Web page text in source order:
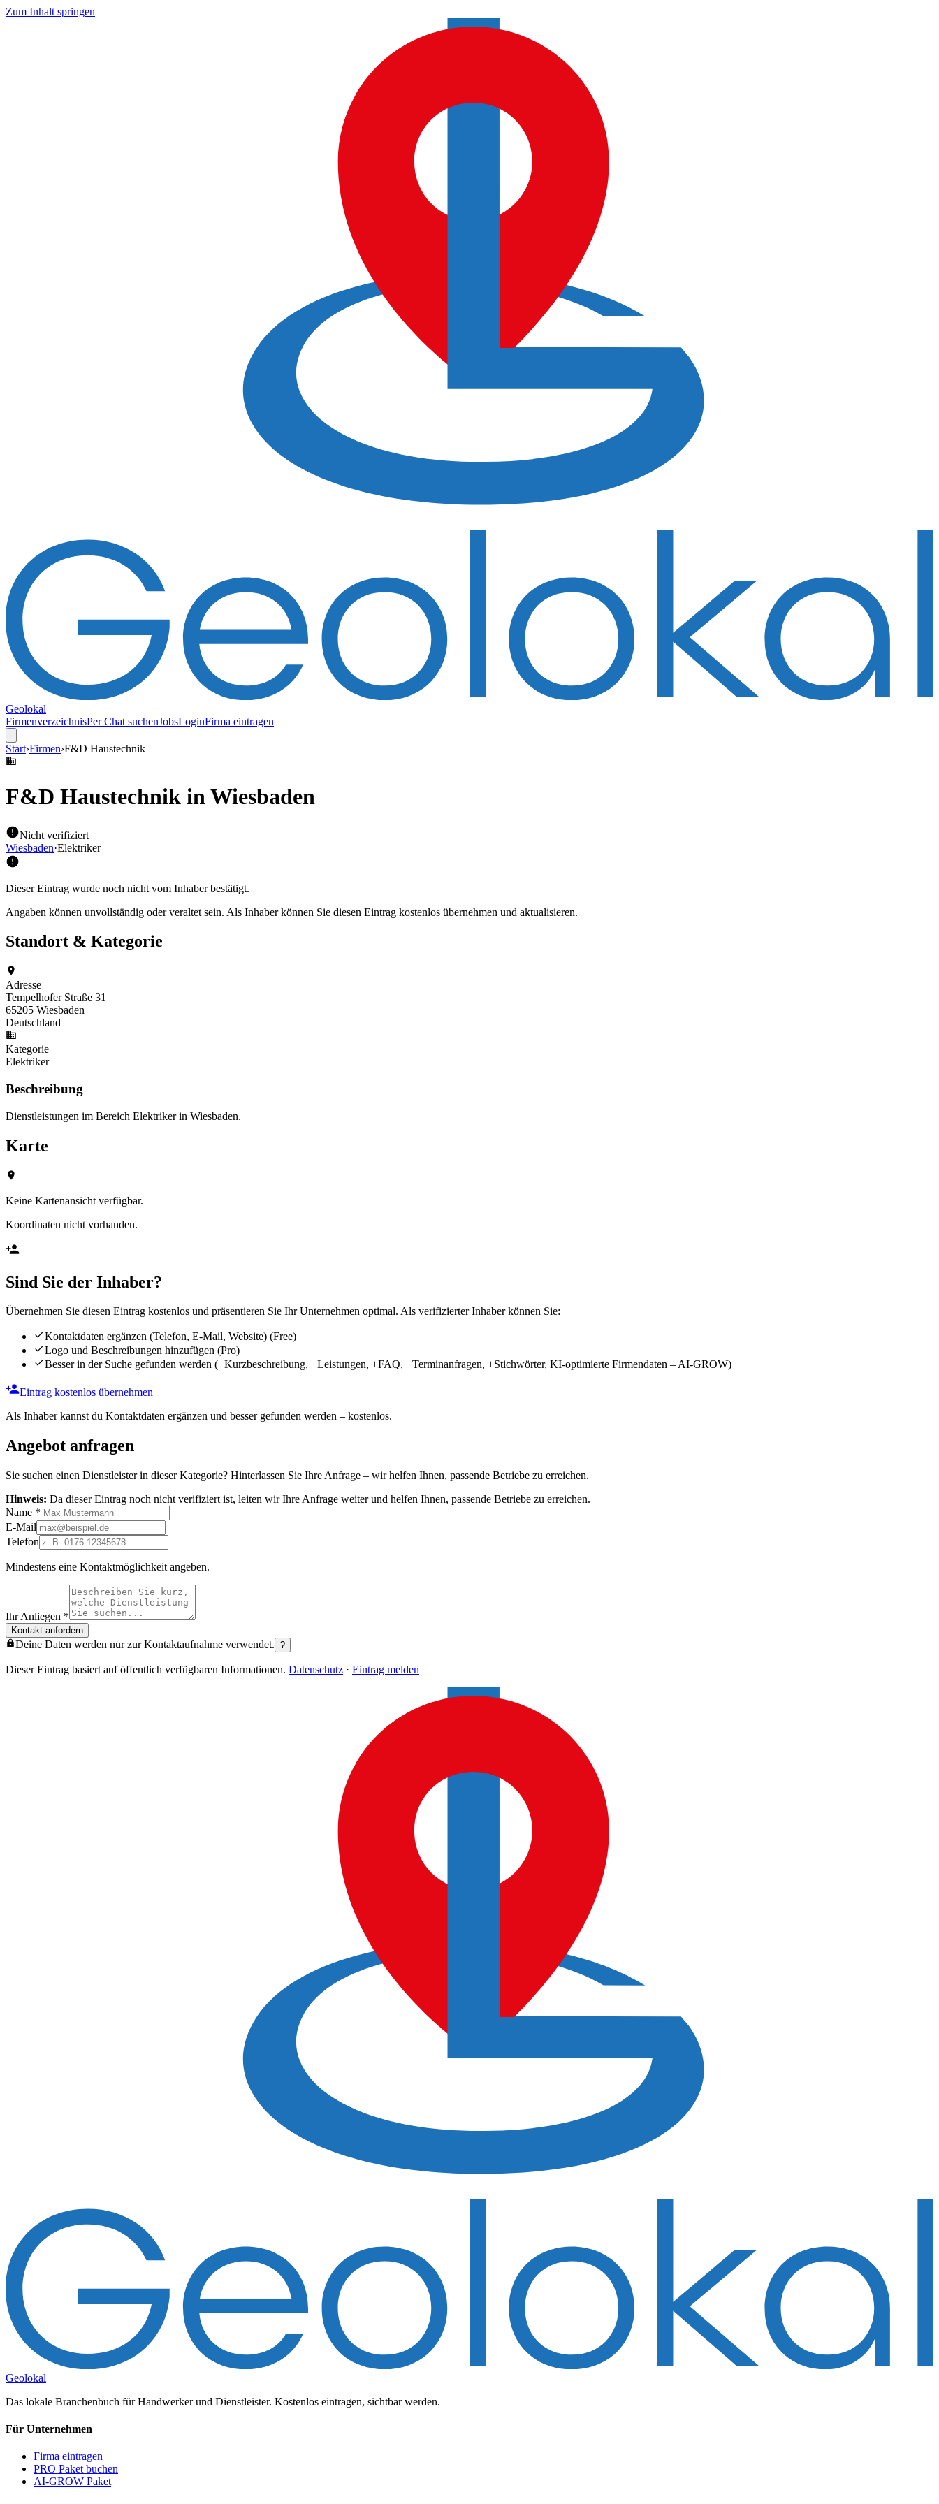
Zum Inhalt springen
Geolokal
FirmenverzeichnisPer Chat suchenJobsLoginFirma eintragen
Start›Firmen›F&D Haustechnik
F&D Haustechnik in Wiesbaden
Nicht verifiziert
Wiesbaden·Elektriker
Dieser Eintrag wurde noch nicht vom Inhaber bestätigt.
Angaben können unvollständig oder veraltet sein. Als Inhaber können Sie diesen Eintrag kostenlos übernehmen und aktualisieren.
Standort & Kategorie
Adresse
Tempelhofer Straße 31
65205 Wiesbaden
Deutschland
Kategorie
Elektriker
Beschreibung
Dienstleistungen im Bereich Elektriker in Wiesbaden.
Karte
Keine Kartenansicht verfügbar.
Koordinaten nicht vorhanden.
Sind Sie der Inhaber?
Übernehmen Sie diesen Eintrag kostenlos und präsentieren Sie Ihr Unternehmen optimal. Als verifizierter Inhaber können Sie:
Kontaktdaten ergänzen (Telefon, E-Mail, Website) (Free)
Logo und Beschreibungen hinzufügen (Pro)
Besser in der Suche gefunden werden (+Kurzbeschreibung, +Leistungen, +FAQ, +Terminanfragen, +Stichwörter, KI-optimierte Firmendaten – AI-GROW)
Eintrag kostenlos übernehmen
Als Inhaber kannst du Kontaktdaten ergänzen und besser gefunden werden – kostenlos.
Angebot anfragen
Sie suchen einen Dienstleister in dieser Kategorie? Hinterlassen Sie Ihre Anfrage – wir helfen Ihnen, passende Betriebe zu erreichen.
Hinweis: Da dieser Eintrag noch nicht verifiziert ist, leiten wir Ihre Anfrage weiter und helfen Ihnen, passende Betriebe zu erreichen.
Name *
E-Mail
Telefon
Mindestens eine Kontaktmöglichkeit angeben.
Ihr Anliegen *
Kontakt anfordern
Deine Daten werden nur zur Kontaktaufnahme verwendet. ?
Dieser Eintrag basiert auf öffentlich verfügbaren Informationen. Datenschutz · Eintrag melden
Geolokal
Das lokale Branchenbuch für Handwerker und Dienstleister. Kostenlos eintragen, sichtbar werden.
Für Unternehmen
Firma eintragen
PRO Paket buchen
AI-GROW Paket